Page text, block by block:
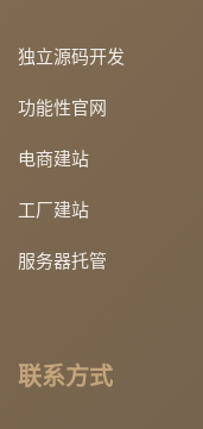
独立源码开发
功能性官网
电商建站
工厂建站
服务器托管
联系方式